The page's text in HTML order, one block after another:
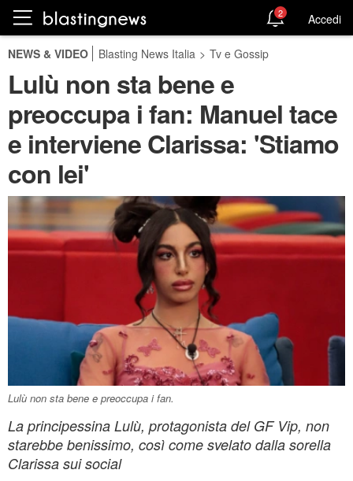
2 Accedi
NEWS & VIDEO Blasting News Italia > Tv e Gossip
Lulù non sta bene e
preoccupa i fan: Manuel tace
e interviene Clarissa: 'Stiamo
con lei'
Lulù non sta bene e preoccupa i fan.
La principessina Lulù, protagonista del GF Vip, non
starebbe benissimo, così come svelato dalla sorella
Clarissa sui social